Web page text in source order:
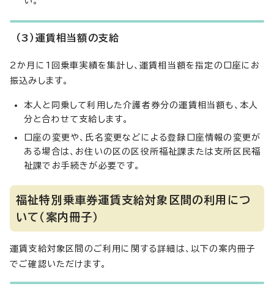
（3）運賃相当額の支給
2か月に1回乗車実績を集計し、運賃相当額を指定の口座にお
振込みします。
本人と同乗して利用した介護者券分の運賃相当額も、本人
分と合わせて支給します。
口座の変更や、氏名変更などによる登録口座情報の変更が
ある場合は、お住いの区の区役所福祉課または支所区民福
祉課でお手続きが必要です。
福祉特別乗車券運賃支給対象区間の利用につ
いて（案内冊子）
運賃支給対象区間のご利用に関する詳細は、以下の案内冊子
でご確認いただけます。